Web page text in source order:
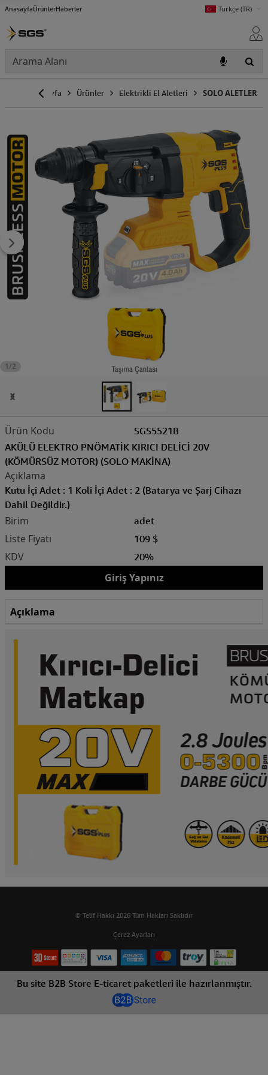
AnasayfaÜrünlerHaberler Türkçe (TR)
Anasayfa Ürünler Elektrikli El Aletleri SOLO ALETLER
1/2
SGS5521B
AKÜLÜ ELEKTRO PNÖMATİK KIRICI DELİCİ 20V
(KÖMÜRSÜZ MOTOR) (SOLO MAKİNA)
Kutu İçi Adet : 1 Koli İçi Adet : 2 (Batarya ve Şarj Cihazı
Dahil Değildir.)
adet
109 $
20%
Giriş Yapınız
Açıklama
© Telif Hakkı 2026 Tüm Hakları Saklıdır
Çerez Ayarları
Bu site B2B Store E-ticaret paketleri ile hazırlanmıştır.